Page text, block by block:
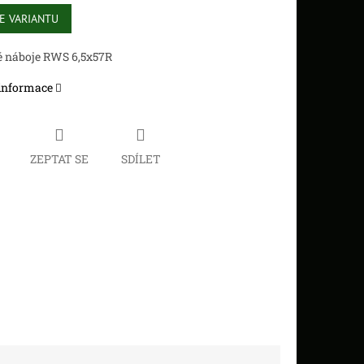
VARIANTU
RWS 6,5x57R
ZEPTAT SE SDÍLET